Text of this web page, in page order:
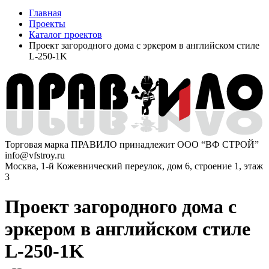
Главная
Проекты
Каталог проектов
Проект загородного дома с эркером в английском стиле
L-250-1K
Торговая марка ПРАВИЛО принадлежит ООО “ВФ СТРОЙ”
info@vfstroy.ru
Москва, 1-й Кожевнический переулок, дом 6, строение 1, этаж
3
Проект загородного дома с
эркером в английском стиле
L-250-1K